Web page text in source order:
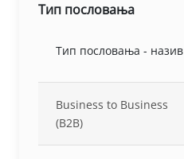
Тип пословања
Тип пословања - назив
Business to Business
(B2B)